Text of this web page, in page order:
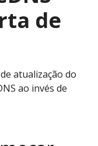
de
atualização do
ao invés de